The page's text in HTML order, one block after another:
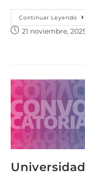
Continuar Leyendo
21 noviembre,